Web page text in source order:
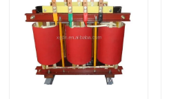
Σπίτι
Προϊόντα